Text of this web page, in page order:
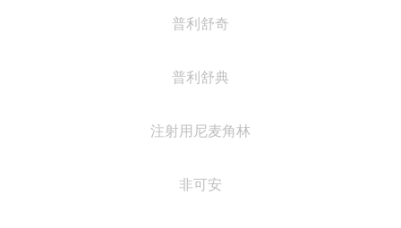
普利舒奇
普利舒典
注射用尼麦角林
非可安